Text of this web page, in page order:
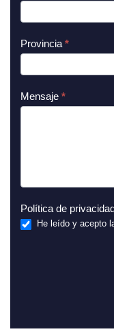
Provincia *
Mensaje *
Política de
He leído y acepto